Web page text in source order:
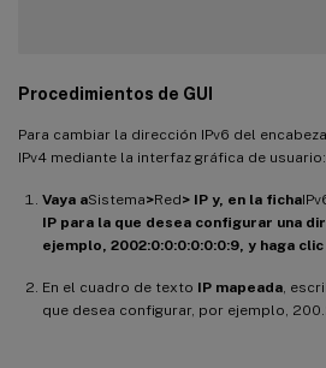
Procedimientos de GUI
Para cambiar la dirección IPv6 del
IPv4 mediante la interfaz gráfica de usuario:
Vaya aSistema>Red> IP y, en la ficha
IP para la que desea configurar una
ejemplo, 2002:0:0:0:0:0:0:9, y haga
En el cuadro de texto IP mapeada,
que desea configurar, por ejemplo,